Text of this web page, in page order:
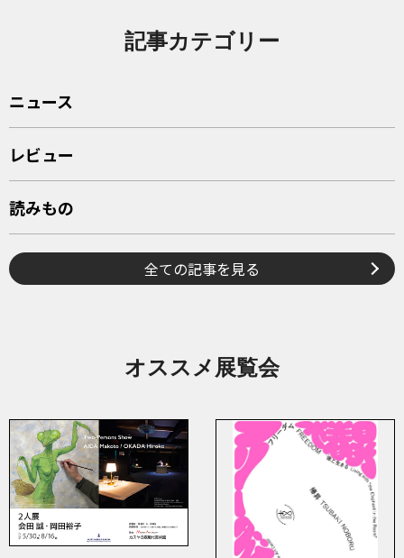
記事カテゴリー
ニュース
レビュー
読みもの
全ての記事を見る
オススメ展覧会